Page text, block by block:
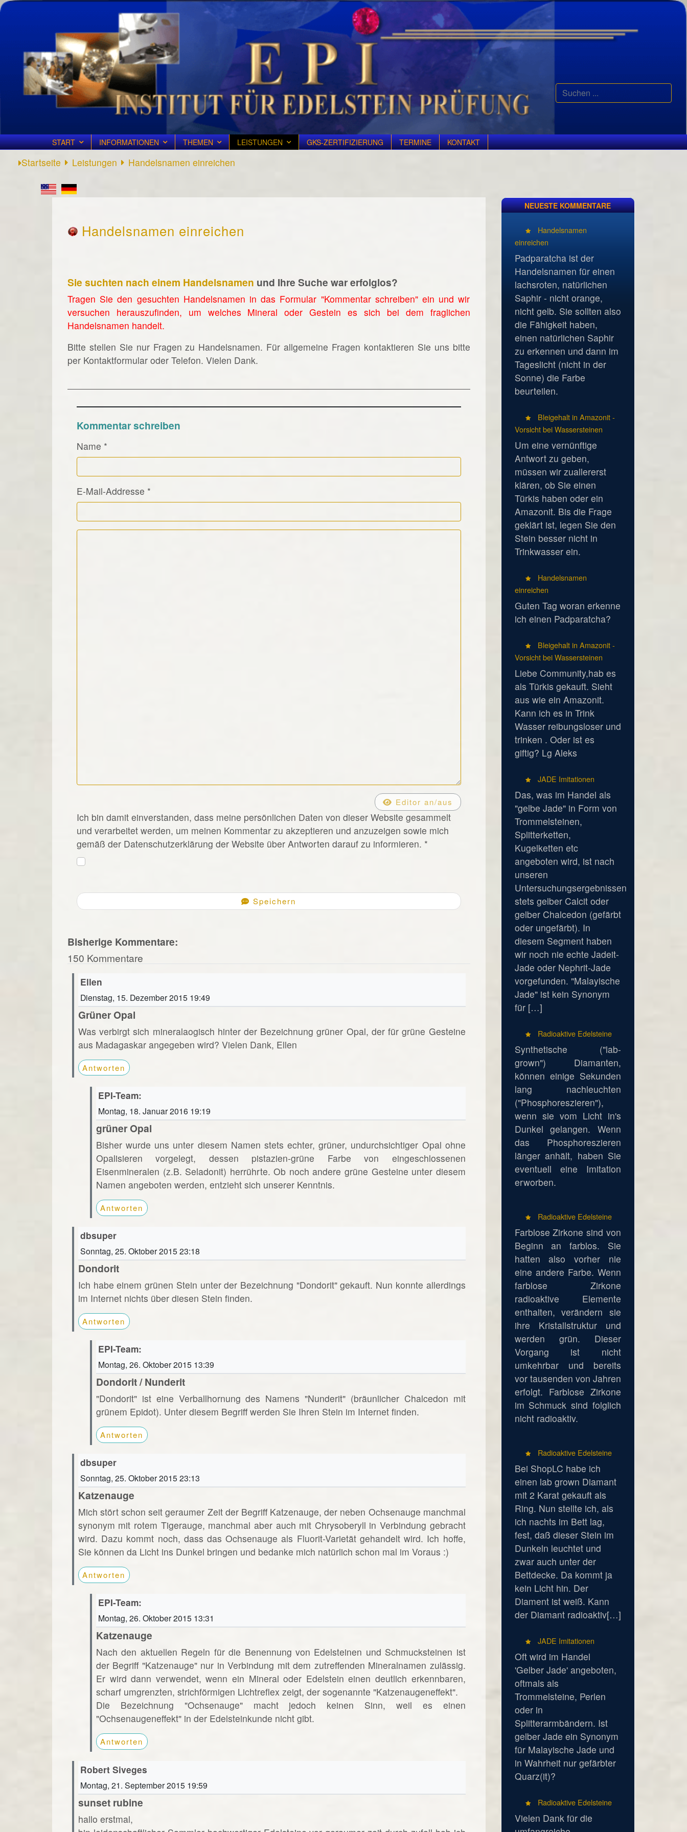
Suchen
...
START INFORMATIONEN THEMEN LEISTUNGEN GKS-ZERTIFIZIERUNG TERMINE KONTAKT
Startseite Leistungen Handelsnamen einreichen
Handelsnamen einreichen
Sie suchten nach einem Handelsnamen und Ihre Suche war erfolglos?
Tragen Sie den gesuchten Handelsnamen in das Formular "Kommentar schreiben" ein und wir
versuchen herauszufinden, um welches Mineral oder Gestein es sich bei dem fraglichen
Handelsnamen handelt.
Bitte stellen Sie nur Fragen zu Handelsnamen. Für allgemeine Fragen kontaktieren Sie uns bitte
per Kontaktformular oder Telefon. Vielen Dank.
Kommentar schreiben
Name *
E-Mail-Addresse *
Kommentar Text
Editor an/aus
Ich bin damit einverstanden, dass meine persönlichen Daten von dieser Website gesammelt
und verarbeitet werden, um meinen Kommentar zu akzeptieren und anzuzeigen sowie mich
gemäß der Datenschutzerklärung der Website über Antworten darauf zu informieren. *
Speichern
Bisherige Kommentare:
150 Kommentare
Ellen
Dienstag, 15. Dezember 2015 19:49
Grüner Opal
Was verbirgt sich mineralaogisch hinter der Bezeichnung grüner Opal, der für grüne Gesteine
aus Madagaskar angegeben wird? Vielen Dank, Ellen
Antworten
EPI-Team:
Montag, 18. Januar 2016 19:19
grüner Opal
Bisher wurde uns unter diesem Namen stets echter, grüner, undurchsichtiger Opal ohne
Opalisieren vorgelegt, dessen pistazien-grüne Farbe von eingeschlossenen
Eisenmineralen (z.B. Seladonit) herrührte. Ob noch andere grüne Gesteine unter diesem
Namen angeboten werden, entzieht sich unserer Kenntnis.
Antworten
dbsuper
Sonntag, 25. Oktober 2015 23:18
Dondorit
Ich habe einem grünen Stein unter der Bezeichnung "Dondorit" gekauft. Nun konnte allerdings
im Internet nichts über diesen Stein finden.
Antworten
EPI-Team:
Montag, 26. Oktober 2015 13:39
Dondorit / Nunderit
"Dondorit" ist eine Verballhornung des Namens "Nunderit" (bräunlicher Chalcedon mit
grünem Epidot). Unter diesem Begriff werden Sie Ihren Stein im Internet finden.
Antworten
dbsuper
Sonntag, 25. Oktober 2015 23:13
Katzenauge
Mich stört schon seit geraumer Zeit der Begriff Katzenauge, der neben Ochsenauge manchmal
synonym mit rotem Tigerauge, manchmal aber auch mit Chrysoberyll in Verbindung gebracht
wird. Dazu kommt noch, dass das Ochsenauge als Fluorit-Varietät gehandelt wird. Ich hoffe,
Sie können da Licht ins Dunkel bringen und bedanke mich natürlich schon mal im Voraus :)
Antworten
EPI-Team:
Montag, 26. Oktober 2015 13:31
Katzenauge
Nach den aktuellen Regeln für die Benennung von Edelsteinen und Schmucksteinen ist
der Begriff "Katzenauge" nur in Verbindung mit dem zutreffenden Mineralnamen zulässig.
Er wird dann verwendet, wenn ein Mineral oder Edelstein einen deutlich erkennbaren,
scharf umgrenzten, strichförmigen Lichtreflex zeigt, der sogenannte "Katzenaugeneffekt".
Die Bezeichnung "Ochsenauge" macht jedoch keinen Sinn, weil es einen
"Ochsenaugeneffekt" in der Edelsteinkunde nicht gibt.
Antworten
Robert Siveges
Montag, 21. September 2015 19:59
sunset rubine
hallo erstmal,
NEUESTE KOMMENTARE
Handelsnamen
einreichen
Padparatcha ist der
Handelsnamen für einen
lachsroten, natürlichen
Saphir - nicht orange,
nicht gelb. Sie sollten also
die Fähigkeit haben,
einen natürlichen Saphir
zu erkennen und dann im
Tageslicht (nicht in der
Sonne) die Farbe
beurteilen.
Bleigehalt in Amazonit -
Vorsicht bei Wassersteinen
Um eine vernünftige
Antwort zu geben,
müssen wir zuallererst
klären, ob Sie einen
Türkis haben oder ein
Amazonit. Bis die Frage
geklärt ist, legen Sie den
Stein besser nicht in
Trinkwasser ein.
Handelsnamen
einreichen
Guten Tag woran erkenne
ich einen Padparatcha?
Bleigehalt in Amazonit -
Vorsicht bei Wassersteinen
Liebe Community,hab es
als Türkis gekauft. Sieht
aus wie ein Amazonit.
Kann ich es in Trink
Wasser reibungsloser und
trinken . Oder ist es
giftig? Lg Aleks
JADE Imitationen
Das, was im Handel als
"gelbe Jade" in Form von
Trommelsteinen,
Splitterketten,
Kugelketten etc
angeboten wird, ist nach
unseren
Untersuchungsergebnissen
stets gelber Calcit oder
gelber Chalcedon (gefärbt
oder ungefärbt). In
diesem Segment haben
wir noch nie echte Jadeit-
Jade oder Nephrit-Jade
vorgefunden. "Malayische
Jade" ist kein Synonym
für […]
Radioaktive Edelsteine
Synthetische ("lab-
grown") Diamanten,
können einige Sekunden
lang nachleuchten
("Phosphoreszieren"),
wenn sie vom Licht in's
Dunkel gelangen. Wenn
das Phosphoreszieren
länger anhält, haben Sie
eventuell eine Imitation
erworben.
Radioaktive Edelsteine
Farblose Zirkone sind von
Beginn an farblos. Sie
hatten also vorher nie
eine andere Farbe. Wenn
farblose Zirkone
radioaktive Elemente
enthalten, verändern sie
ihre Kristallstruktur und
werden grün. Dieser
Vorgang ist nicht
umkehrbar und bereits
vor tausenden von Jahren
erfolgt. Farblose Zirkone
im Schmuck sind folglich
nicht radioaktiv.
Radioaktive Edelsteine
Bei ShopLC habe ich
einen lab grown Diamant
mit 2 Karat gekauft als
Ring. Nun stellte ich, als
ich nachts im Bett lag,
fest, daß dieser Stein im
Dunkeln leuchtet und
zwar auch unter der
Bettdecke. Da kommt ja
kein Licht hin. Der
Diament ist weiß. Kann
der Diamant radioaktiv[…]
JADE Imitationen
Oft wird im Handel
'Gelber Jade' angeboten,
oftmals als
Trommelsteine, Perlen
oder in
Splitterarmbändern. Ist
gelber Jade ein Synonym
für Malayische Jade und
in Wahrheit nur gefärbter
Quarz(it)?
Radioaktive Edelsteine
Vielen Dank für die